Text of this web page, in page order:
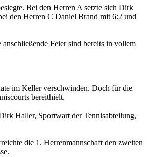
Bei den Herren A setzte sich Dirk
den Herren C Daniel Brand mit 6:2 und
Feier sind bereits in vollem
im Keller verschwinden. Doch für die
bereithielt.
Haller, Sportwart der Tennisabteilung,
die 1. Herrenmannschaft den zweiten